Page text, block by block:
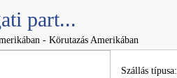
part...
- Körutazás Amerikában
Szállás típusa: